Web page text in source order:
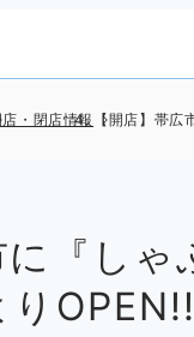
・閉店情報 【開店】帯
に『し
OPEN!!